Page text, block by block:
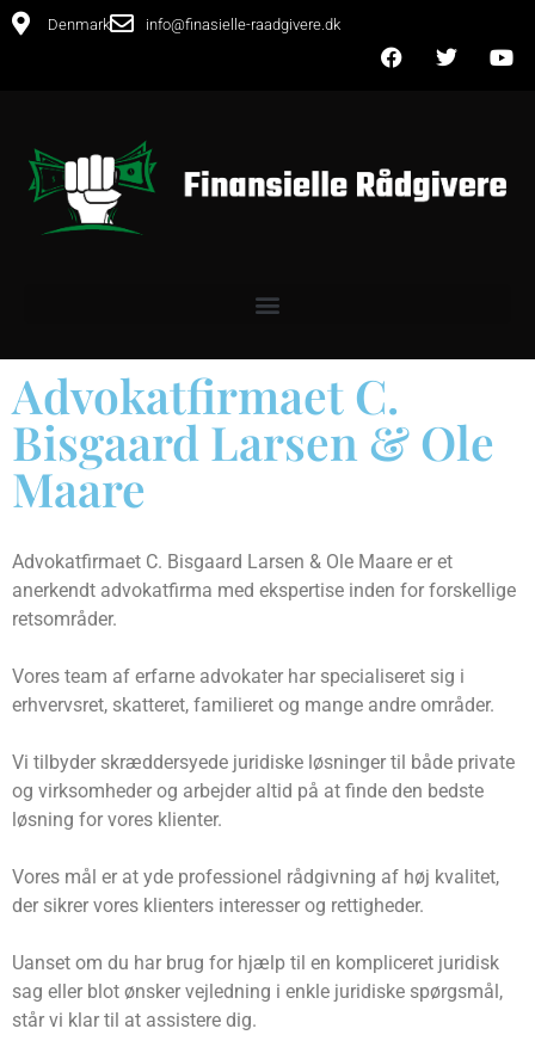
Denmark info@finasielle-raadgivere.dk
Advokatfirmaet C.
Bisgaard Larsen & Ole
Maare
Advokatfirmaet C. Bisgaard Larsen & Ole Maare er et
anerkendt advokatfirma med ekspertise inden for forskellige
retsområder.
Vores team af erfarne advokater har specialiseret sig i
erhvervsret, skatteret, familieret og mange andre områder.
Vi tilbyder skræddersyede juridiske løsninger til både private
og virksomheder og arbejder altid på at finde den bedste
løsning for vores klienter.
Vores mål er at yde professionel rådgivning af høj kvalitet,
der sikrer vores klienters interesser og rettigheder.
Uanset om du har brug for hjælp til en kompliceret juridisk
sag eller blot ønsker vejledning i enkle juridiske spørgsmål,
står vi klar til at assistere dig.